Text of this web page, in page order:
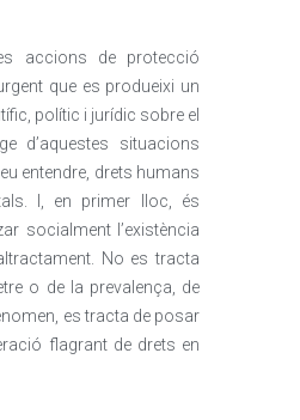
accions de protecció
que es produeixi un
polític i jurídic sobre el
d’aquestes situacions
entendre, drets humans
I, en primer lloc, és
socialment l’existència
No es tracta
o de la prevalença, de
es tracta de posar
flagrant de drets en